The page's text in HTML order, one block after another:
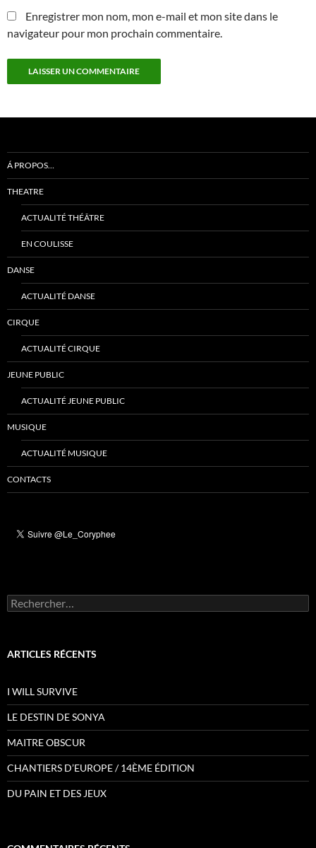
Enregistrer mon nom, mon e-mail et mon site dans le
navigateur pour mon prochain commentaire.
Á PROPOS…
THEATRE
ACTUALITÉ THÉÂTRE
EN COULISSE
DANSE
ACTUALITÉ DANSE
CIRQUE
ACTUALITÉ CIRQUE
JEUNE PUBLIC
ACTUALITÉ JEUNE PUBLIC
MUSIQUE
ACTUALITÉ MUSIQUE
CONTACTS
Rechercher :
ARTICLES RÉCENTS
I WILL SURVIVE
LE DESTIN DE SONYA
MAITRE OBSCUR
CHANTIERS D’EUROPE / 14ÈME ÉDITION
DU PAIN ET DES JEUX